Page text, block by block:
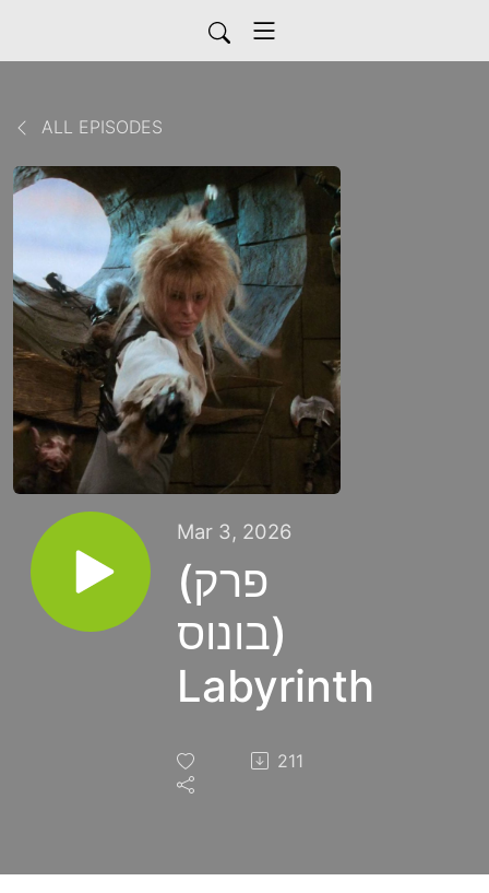
ALL EPISODES
Mar 3, 2026
(פרק
בונוס)
Labyrinth
211